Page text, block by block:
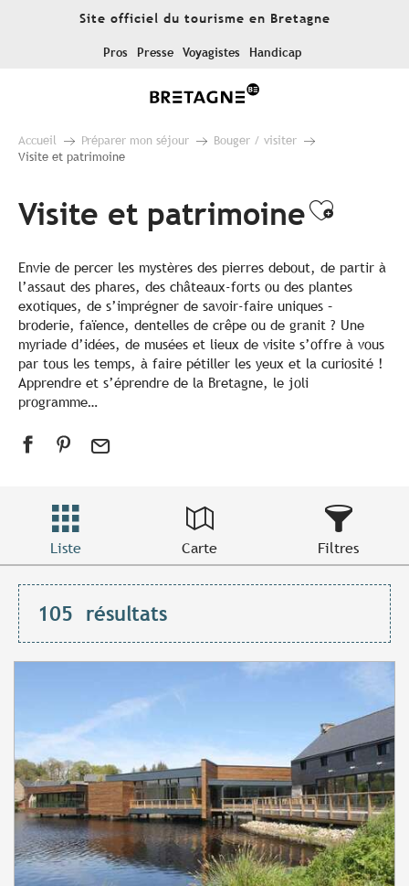
Site officiel du tourisme en Bretagne
Pros Presse Voyagistes Handicap
Accueil Préparer mon séjour
Bouger / visiter
Visite et patrimoine
Visite et patrimoine
Envie de percer les mystères des pierres debout, de partir à
l’assaut des phares, des châteaux-forts ou des plantes
exotiques, de s’imprégner de savoir-faire uniques –
broderie, faïence, dentelles de crêpe ou de granit ? Une
myriade d’idées, de musées et lieux de visite s’offre à vous
par tous les temps, à faire pétiller les yeux et la curiosité !
Apprendre et s’éprendre de la Bretagne, le joli
programme…
Liste Carte Filtres
105 résultats